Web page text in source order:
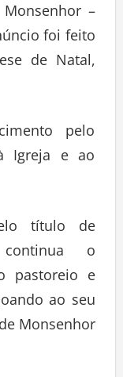
–
foi feito
de Natal,
pelo
Igreja e ao
título de
o
pastoreio e
ao seu
Monsenhor